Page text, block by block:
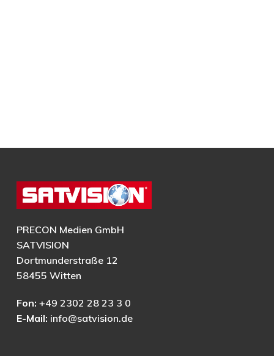
PRECON Medien GmbH
SATVISION
Dortmunderstraße 12
58455 Witten
Fon: +49 2302 28 23 3 0
E-Mail: info@satvision.de